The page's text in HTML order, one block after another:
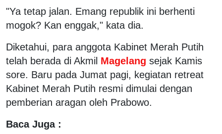
"Ya tetap jalan. Emang republik ini berhenti
mogok? Kan enggak," kata dia.
Diketahui, para anggota Kabinet Merah Putih
telah berada di Akmil Magelang sejak Kamis
sore. Baru pada Jumat pagi, kegiatan retreat
Kabinet Merah Putih resmi dimulai dengan
pemberian aragan oleh Prabowo.
Baca Juga :